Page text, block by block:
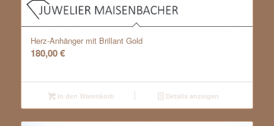
Herz-Anhänger mit Brillant Gold
180,00€
In den Warenkorb Details anzeigen